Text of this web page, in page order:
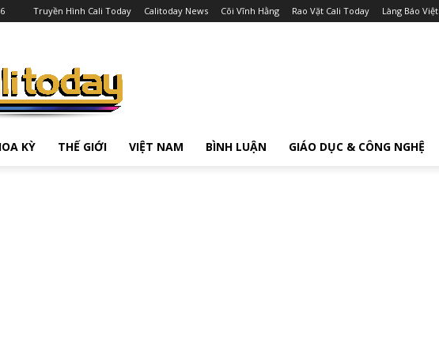
Truyền Hình Cali Today Calitoday News Cõi Vĩnh Hằng Rao Vặt Cali Today Làng Báo Việt
KỲ THẾ GIỚI VIỆT NAM BÌNH LUẬN GIÁO DỤC & CÔNG NGHỆ